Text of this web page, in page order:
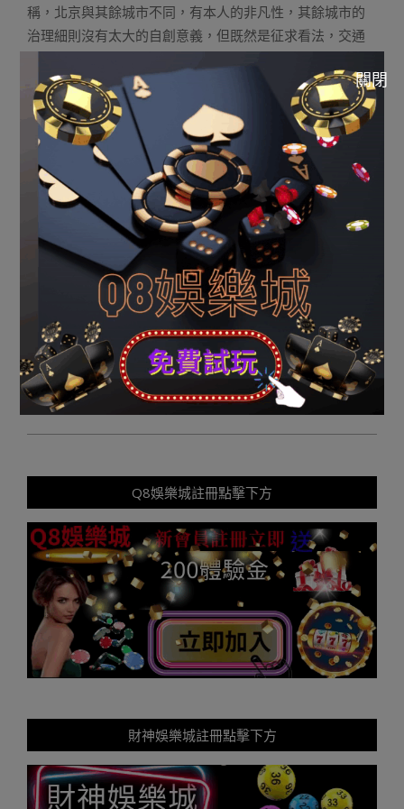
稱，北京與其餘城市不同，有本人的非凡性，其餘城市的
治理細則沒有太大的自創意義，但既然是征求看法，交通
會做調整。“大的調整我認為不太可能，有可能在某些條目
長進行微調。” 該專家闡發稱，間隔11月1日政策正式
發布還有半個月的時間，交通部分可能會于下周向”申明征
求看法的環境，以使政策在實行時到達更普遍的共鳴。
率運彩
《北京網約車細則征求看法收場 專家：弗成能大
改》由河南消息網-豫都網供應，轉載請注明出處：
http://news.yuduxx.com/shwx/612405.html，感謝互
助！
09-
02
Previous Post:
記罪沒有記過，記電子老虎機娛樂城 德
沒有記仇，沒有記始口！
Next Post:人死一世，長言6語！沒有管角子老虎機 多
閑，皆要挨合望望！
Q8娛樂城註冊點擊下方
財神娛樂城註冊點擊下方
關閉